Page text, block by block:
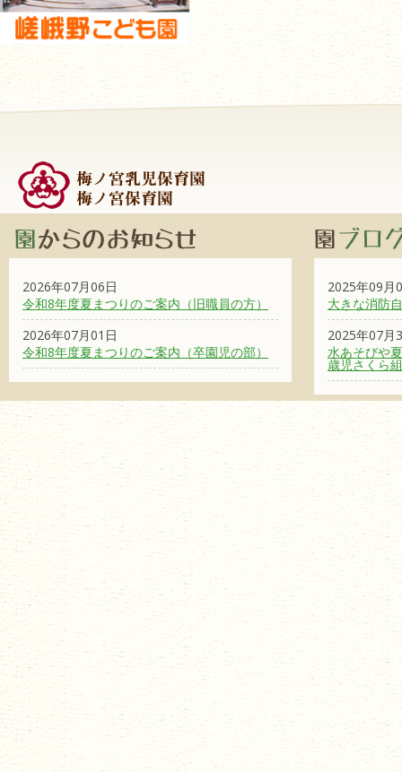
2026年07月06日
令和8年度夏まつりのご案内（旧職員の方）
2026年07月01日
令和8年度夏まつりのご案内（卒園児の部）
2025年09月
大きな消防
2025年07月
水あそびや
歳児さくら